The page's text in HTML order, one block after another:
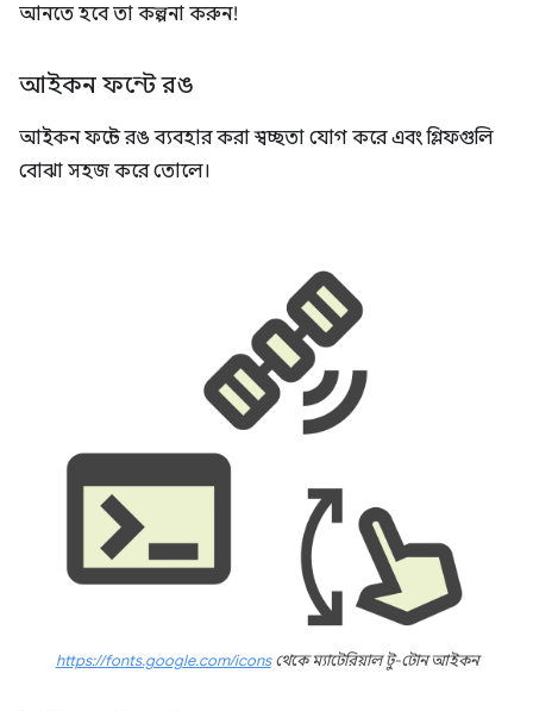
আনতে হবে তা কল্পনা করুন!
আইকন ফন্টে রঙ
আইকন ফন্টে রঙ ব্যবহার করা স্বচ্ছতা যোগ করে এবং গ্লিফগুলি
বোঝা সহজ করে তোলে।
https://fonts.google.com/iconsথেকে ম্যাটেরিয়াল টু-টোন আইকন